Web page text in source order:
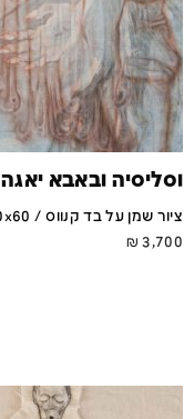
וסליסיה ובאבא יאגה
ציור שמן על בד קנווס / 80x60 ס''מ
3,700
₪